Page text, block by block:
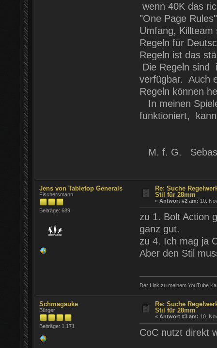
wenn 40K das
"One Page
Umfang,
Regeln für
Regeln ist das
Die Regeln sind
verfügbar. Auch
Regeln können
In meinen
funktioniert,
M. f. G.
Jens von Tabletop Generals
Fischersmann
Beiträge: 689
Re: Suche
Stil für 28mm
«Antwort #2 am: 10.
zu 1. Bolt Action
ganz gut.
zu 4. Ich mag ja
Aber den Stil
Der Link zu meinem YouTube
Schmagauke
Bürger
Beiträge: 1.171
Re: Suche
Stil für 28mm
«Antwort #3 am: 10.
CoC nutzt direkt